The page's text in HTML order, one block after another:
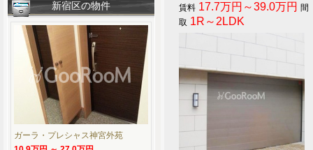
17.7万円～39.0万円
1R～2LDK
新宿区の物件
ガーラ・プレシャス神宮外苑